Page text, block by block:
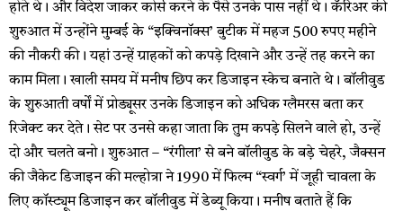
होते थे। और विदेश जाकर कोर्स करने के पैसे उनके पास नहीं ​थे। कॅरिअर की
शुरुआत में उन्होंने मुम्बई के “इक्विनॉक्स’ बुटीक में महज 500 रुपए महीने
की नौकरी की। यहां उन्हें ग्राहकों को कपड़े दिखाने और उन्हें तह करने का
काम मिला। खाली समय में मनीष छिप कर डिजाइन स्केच बनाते थे। बॉलीवुड
के शुरुआती वर्षों में प्रोड्यूसर उनके डिजाइन को अधिक ग्लैमरस बता कर
रिजेक्ट कर देते। सेट पर उनसे कहा जाता कि तुम कपड़े सिलने वाले हो, उन्हें
दो और चलते बनो। शुरुआत – “रंगीला’ से बने बॉलीवुड के बड़े चेहरे, जैक्सन
की जैकेट डिजाइन की मल्होत्रा ने 1990 में फिल्म “स्वर्ग’ में जूही चावला के
लिए कॉस्ट्यूम ​​डिजाइन कर बॉलीवुड में ​डेब्यू किया। मनीष बताते हैं कि